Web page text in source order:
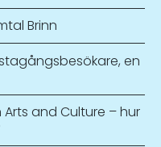
Brinn
en
and Culture – hur